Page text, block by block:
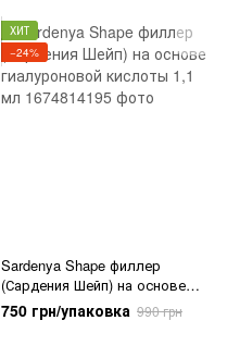
ХИТ
−24%
Sardenya Shape филлер
(Сардения Шейп) на основе
гиалуроновой кислоты 1,1 мл
750 грн/упаковка 990 грн